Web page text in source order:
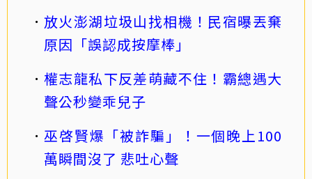
放火澎湖垃圾山找相機！民宿曝丟棄
原因「誤認成按摩棒」
權志龍私下反差萌藏不住！霸總遇大
聲公秒變乖兒子
巫啓賢爆「被詐騙」！一個晚上100
萬瞬間沒了 悲吐心聲